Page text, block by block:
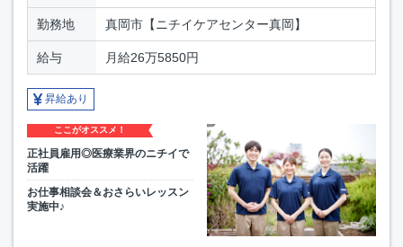
勤務地 真岡市【ニチイケアセンター真岡】
給与 月給26万5850円
昇給あり
ここがオススメ！
正社員雇用◎医療業界のニチイで
活躍
お仕事相談会＆おさらいレッスン
実施中♪